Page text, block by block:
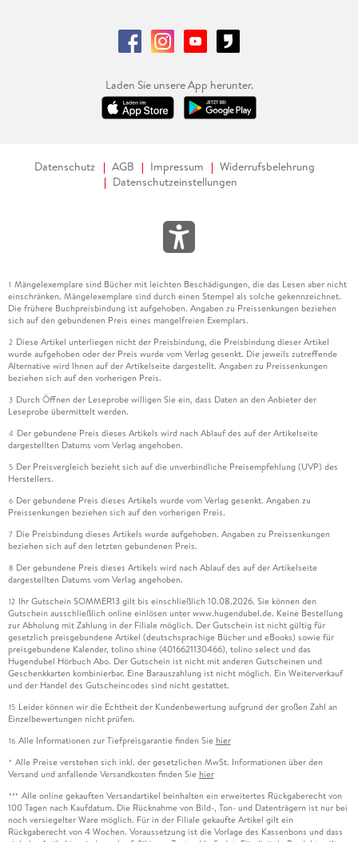
Laden Sie unsere App herunter.
Datenschutz AGB Impressum
Widerrufsbelehrung
Datenschutzeinstellungen
1 Mängelexemplare sind Bücher mit leichten Beschädigungen, die das Lesen aber nicht
einschränken. Mängelexemplare sind durch einen Stempel als solche gekennzeichnet.
Die frühere Buchpreisbindung ist aufgehoben. Angaben zu Preissenkungen beziehen
sich auf den gebundenen Preis eines mangelfreien Exemplars.
2 Diese Artikel unterliegen nicht der Preisbindung, die Preisbindung dieser Artikel
wurde aufgehoben oder der Preis wurde vom Verlag gesenkt. Die jeweils zutreffende
Alternative wird Ihnen auf der Artikelseite dargestellt. Angaben zu Preissenkungen
beziehen sich auf den vorherigen Preis.
3 Durch Öffnen der Leseprobe willigen Sie ein, dass Daten an den Anbieter der
Leseprobe übermittelt werden.
4 Der gebundene Preis dieses Artikels wird nach Ablauf des auf der Artikelseite
dargestellten Datums vom Verlag angehoben.
5 Der Preisvergleich bezieht sich auf die unverbindliche Preisempfehlung (UVP) des
Herstellers.
6 Der gebundene Preis dieses Artikels wurde vom Verlag gesenkt. Angaben zu
Preissenkungen beziehen sich auf den vorherigen Preis.
7 Die Preisbindung dieses Artikels wurde aufgehoben. Angaben zu Preissenkungen
beziehen sich auf den letzten gebundenen Preis.
8 Der gebundene Preis dieses Artikels wird nach Ablauf des auf der Artikelseite
dargestellten Datums vom Verlag angehoben.
12 Ihr Gutschein SOMMER13 gilt bis einschließlich 10.08.2026. Sie können den
Gutschein ausschließlich online einlösen unter www.hugendubel.de. Keine Bestellung
zur Abholung mit Zahlung in der Filiale möglich. Der Gutschein ist nicht gültig für
gesetzlich preisgebundene Artikel (deutschsprachige Bücher und eBooks) sowie für
preisgebundene Kalender, tolino shine (4016621130466), tolino select und das
Hugendubel Hörbuch Abo. Der Gutschein ist nicht mit anderen Gutscheinen und
Geschenkkarten kombinierbar. Eine Barauszahlung ist nicht möglich. Ein Weiterverkauf
und der Handel des Gutscheincodes sind nicht gestattet.
15 Leider können wir die Echtheit der Kundenbewertung aufgrund der großen Zahl an
Einzelbewertungen nicht prüfen.
16 Alle Informationen zur Tiefpreisgarantie finden Sie hier
* Alle Preise verstehen sich inkl. der gesetzlichen MwSt. Informationen über den
Versand und anfallende Versandkosten finden Sie hier
*** Alle online gekauften Versandartikel beinhalten ein erweitertes Rückgaberecht von
100 Tagen nach Kaufdatum. Die Rücknahme von Bild-, Ton- und Datenträgern ist nur bei
noch versiegelter Ware möglich. Für in der Filiale gekaufte Artikel gilt ein
Rückgaberecht von 4 Wochen. Voraussetzung ist die Vorlage des Kassenbons und dass